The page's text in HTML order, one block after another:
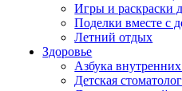
Игры и раскраски
Поделки вместе с
Летний отдых
Здоровье
Азбука
Детская